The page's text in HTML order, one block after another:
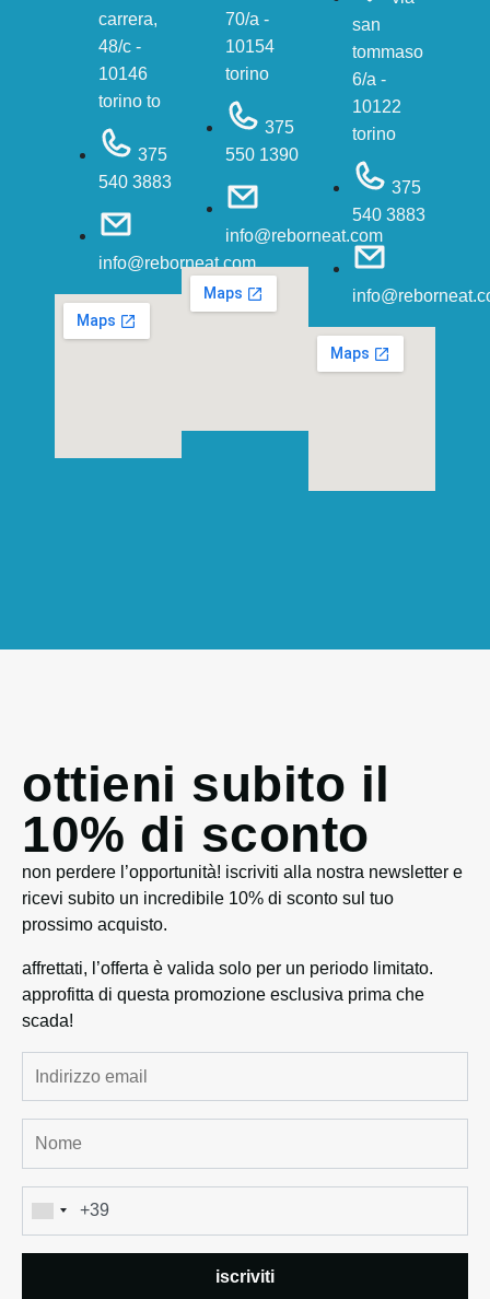
carrera,
48/c -
10146
torino to
375
540 3883
info@reborneat.com
70/a -
10154
torino
375
550 1390
info@reborneat.com
san
tommaso
6/a -
10122
torino
375
540 3883
ottieni subito il
10% di sconto
non perdere l’opportunità! iscriviti alla nostra newsletter e
ricevi subito un incredibile 10% di sconto sul tuo
prossimo acquisto.
affrettati, l’offerta è valida solo per un periodo limitato.
approfitta di questa promozione esclusiva prima che
scada!